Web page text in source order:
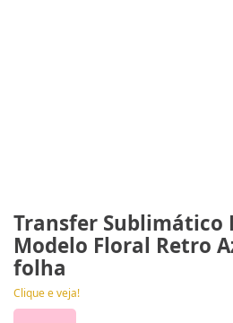
Transfer Sublimático
Modelo Floral Retro
folha
Clique e veja!